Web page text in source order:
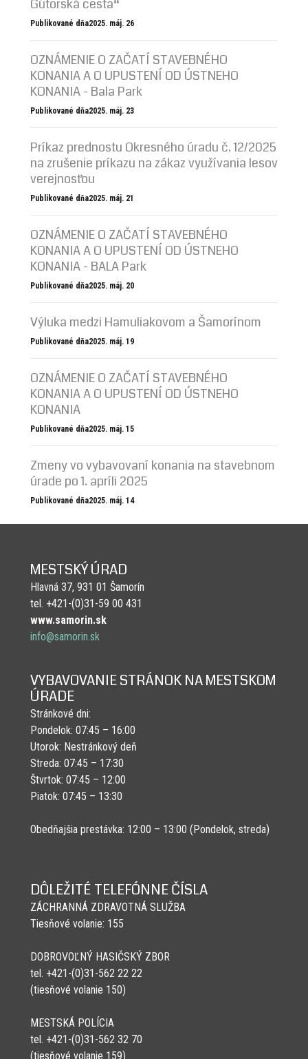
Gútorská cesta“
Publikované dňa2025. máj. 26
OZNÁMENIE O ZAČATÍ STAVEBNÉHO
KONANIA A O UPUSTENÍ OD ÚSTNEHO
KONANIA - Bala Park
Publikované dňa2025. máj. 23
Príkaz prednostu Okresného úradu č. 12/2025
na zrušenie príkazu na zákaz využívania lesov
verejnosťou
Publikované dňa2025. máj. 21
OZNÁMENIE O ZAČATÍ STAVEBNÉHO
KONANIA A O UPUSTENÍ OD ÚSTNEHO
KONANIA - BALA Park
Publikované dňa2025. máj. 20
Výluka medzi Hamuliakovom a Šamorínom
Publikované dňa2025. máj. 19
OZNÁMENIE O ZAČATÍ STAVEBNÉHO
KONANIA A O UPUSTENÍ OD ÚSTNEHO
KONANIA
Publikované dňa2025. máj. 15
Zmeny vo vybavovaní konania na stavebnom
úrade po 1. apríli 2025
Publikované dňa2025. máj. 14
MESTSKÝ ÚRAD
Hlavná 37, 931 01 Šamorín
tel. +421-(0)31-59 00 431
www.samorin.sk
info@samorin.sk
VYBAVOVANIE STRÁNOK NA MESTSKOM
ÚRADE
Stránkové dni:
Pondelok: 07:45 – 16:00
Utorok: Nestránkový deň
Streda: 07:45 – 17:30
Štvrtok: 07:45 – 12:00
Piatok: 07:45 – 13:30
Obedňajšia prestávka: 12:00 – 13:00 (Pondelok, streda)
DÔLEŽITÉ TELEFÓNNE ČÍSLA
ZÁCHRANNÁ ZDRAVOTNÁ SLUŽBA
Tiesňové volanie: 155
DOBROVOĽNÝ HASIČSKÝ ZBOR
tel. +421-(0)31-562 22 22
(tiesňové volanie 150)
MESTSKÁ POLÍCIA
tel. +421-(0)31-562 32 70
(tiesňové volanie 159)